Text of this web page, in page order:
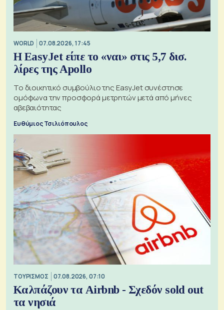
WORLD 07.08.2026, 17:45
Η EasyJet είπε το «ναι» στις 5,7 δισ.
λίρες της Apollo
Το διοικητικό συμβούλιο της EasyJet συνέστησε
ομόφωνα την προσφορά μετρητών μετά από μήνες
αβεβαιότητας
Ευθύμιος Τσιλιόπουλος
ΤΟΥΡΙΣΜΟΣ 07.08.2026, 07:10
Καλπάζουν τα Airbnb - Σχεδόν sold out
τα νησιά